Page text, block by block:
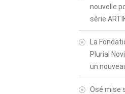
nouvelle
série
La
Plurial
un
Osé mise